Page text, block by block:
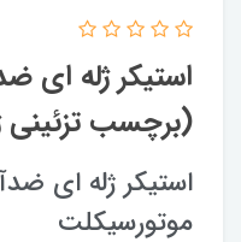
(برچسب تزئینی
استیکر ژله ای
موتورسیکلت